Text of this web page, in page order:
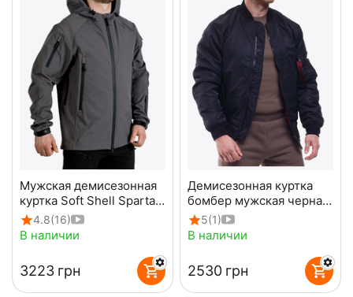
Мужская демисезонная
куртка Soft Shell Spartan
Gray
4.8(16)
В наличии
‍3223‍ грн
Демисезонная куртка
бомбер мужская черная
5(1)
В наличии
‍2530‍ грн